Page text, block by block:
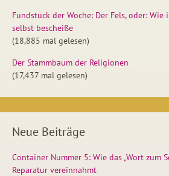
Fundstück der Woche: Der Fels, oder: Wie
selbst bescheiße
(18,885 mal gelesen)
Der Stammbaum der Religionen
(17,437 mal gelesen)
Neue Beiträge
Container Nummer 5: Wie das „Wort zum
Reparatur vereinnahmt